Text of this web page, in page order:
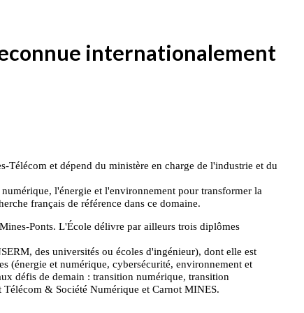
internationalement
et dépend du ministère en charge de l'industrie et du
l'énergie et l'environnement pour transformer la
français de référence dans ce domaine.
Ponts. L'École délivre par ailleurs trois diplômes
des universités ou écoles d'ingénieur), dont elle est
(énergie et numérique, cybersécurité, environnement et
défis de demain : transition numérique, transition
& Société Numérique et Carnot MINES.